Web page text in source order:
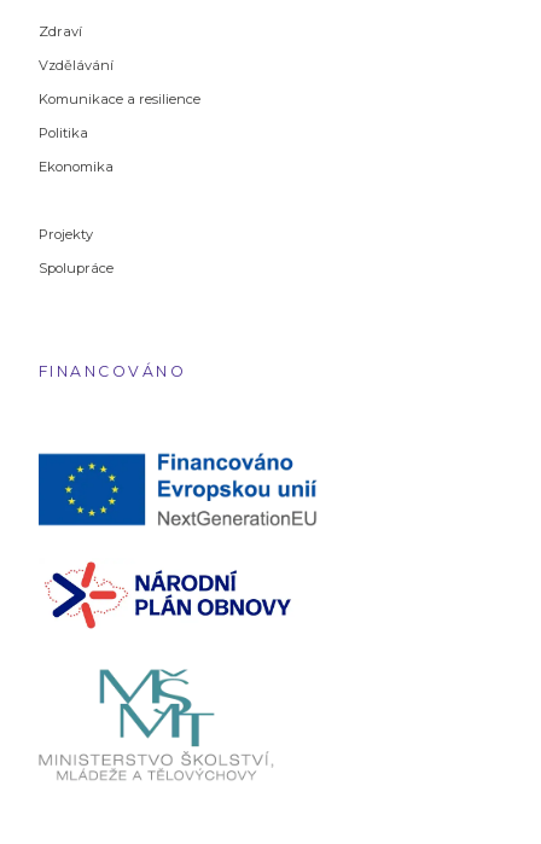
Zdraví
Vzdělávání
Komunikace a resilience
Politika
Ekonomika
Projekty
Spolupráce
FINANCOVÁNO